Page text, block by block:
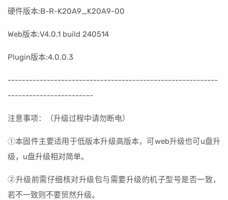
硬件版本:B-R-K20A9_K20A9-00
Web版本:V4.0.1 build 240514
Plugin版本:4.0.0.3
-----------------------------------------------------------
------------------------
注意事项：（升级过程中请勿断电）
①本固件主要适用于低版本升级高版本，可web升级也可u盘升
级，u盘升级相对简单。
②升级前需仔细核对升级包与需要升级的机子型号是否一致，
若不一致则不要贸然升级。